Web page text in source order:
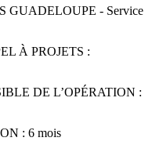
GUADELOUPE - Service
À PROJETS :
DE L’OPÉRATION :
: 6 mois